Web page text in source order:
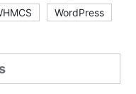
WordPress